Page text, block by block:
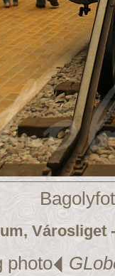
Városliget
photo